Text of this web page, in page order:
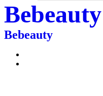
Bebeauty
Bebeauty